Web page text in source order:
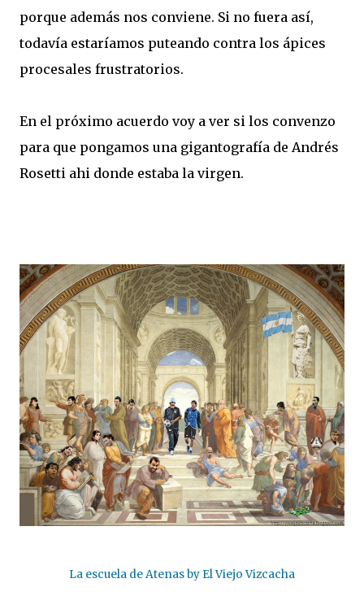
porque además nos conviene. Si no fuera así,
todavía estaríamos puteando contra los ápices
procesales frustratorios.
En el próximo acuerdo voy a ver si los convenzo
para que pongamos una gigantografía de Andrés
Rosetti ahi donde estaba la virgen.
La escuela de Atenas by El Viejo Vizcacha